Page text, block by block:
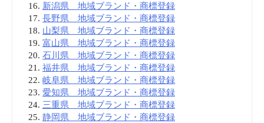
新潟県 地域ブランド・商標登録
長野県 地域ブランド・商標登録
山梨県 地域ブランド・商標登録
富山県 地域ブランド・商標登録
石川県 地域ブランド・商標登録
福井県 地域ブランド・商標登録
岐阜県 地域ブランド・商標登録
愛知県 地域ブランド・商標登録
三重県 地域ブランド・商標登録
静岡県 地域ブランド・商標登録